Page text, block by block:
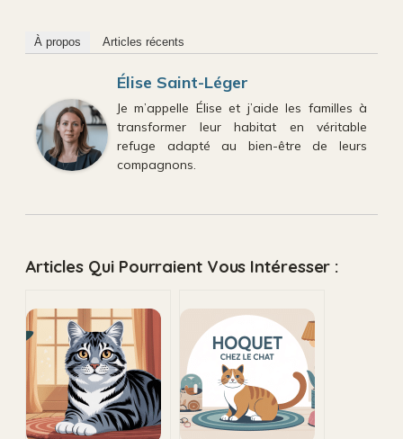
À propos Articles récents
Élise Saint-Léger
Je m’appelle Élise et j’aide les familles à
transformer leur habitat en véritable
refuge adapté au bien-être de leurs
compagnons.
Articles Qui Pourraient Vous Intéresser :